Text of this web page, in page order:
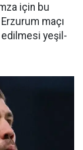
için bu
maçı
edilmesi yeşil-